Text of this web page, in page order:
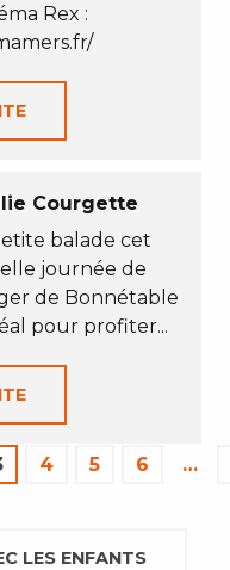
Rex :
Courgette
balade cet
journée de
de Bonnétable
pour profiter...
4 5 6 …
LES ENFANTS